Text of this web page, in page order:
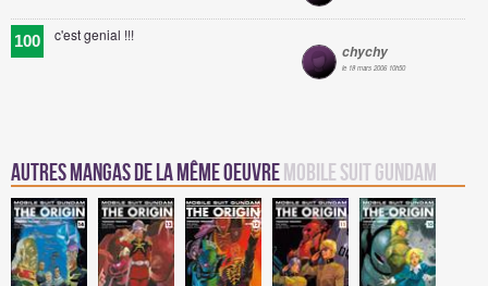
100
c'est genial !!!
chychy
le 18 mars 2006 10h50
Autres mangas de la même oeuvreMobile Suit Gundam